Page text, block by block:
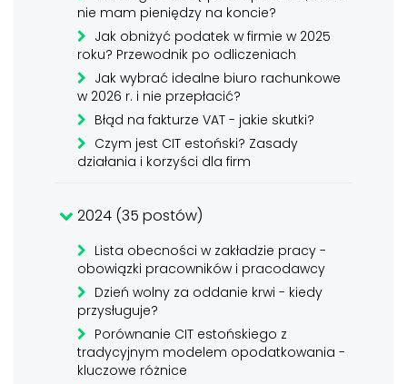
nie mam pieniędzy na koncie?
Jak obniżyć podatek w firmie w 2025
roku? Przewodnik po odliczeniach
Jak wybrać idealne biuro rachunkowe
w 2026 r. i nie przepłacić?
Błąd na fakturze VAT - jakie skutki?
Czym jest CIT estoński? Zasady
działania i korzyści dla firm
2024 (35 postów)
Lista obecności w zakładzie pracy -
obowiązki pracowników i pracodawcy
Dzień wolny za oddanie krwi - kiedy
przysługuje?
Porównanie CIT estońskiego z
tradycyjnym modelem opodatkowania -
kluczowe różnice